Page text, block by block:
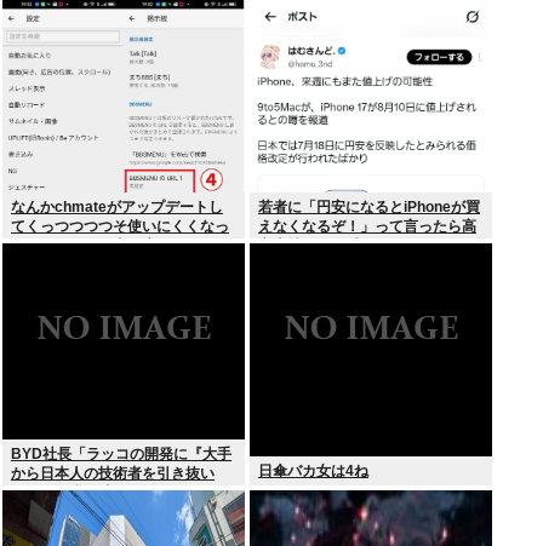
なんかchmateがアップデートし
てくっつつつつそ使いにくくなっ
たんだけど？作者馬鹿なの？死ぬ
若者に「円安になるとiPhoneが買
えなくなるぞ！」って言ったら高
市支持する奴減りそうだよな
BYD社長「ラッコの開発に『大手
から日本人の技術者を引き抜い
た』って噂は嘘。開発チームに日
本人は0人です」
日傘バカ女は4ね